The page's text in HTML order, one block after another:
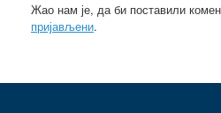
Жао нам је, да би поставили
пријављени.